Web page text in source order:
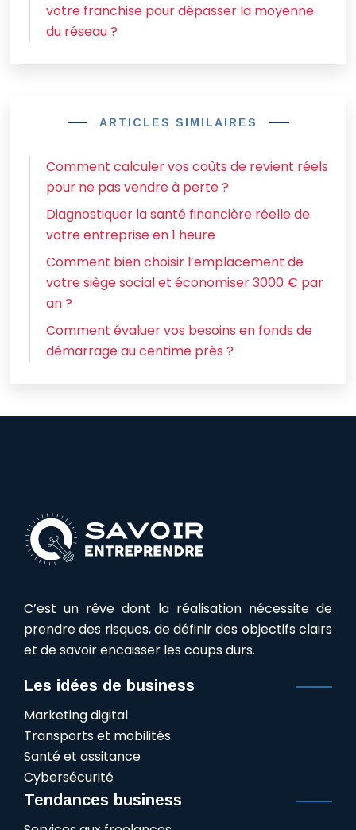
votre franchise pour dépasser la moyenne
du réseau ?
ARTICLES SIMILAIRES
Comment calculer vos coûts de revient réels
pour ne pas vendre à perte ?
Diagnostiquer la santé financière réelle de
votre entreprise en 1 heure
Comment bien choisir l’emplacement de
votre siège social et économiser 3000 € par
an ?
Comment évaluer vos besoins en fonds de
démarrage au centime près ?
C’est un rêve dont la réalisation nécessite de
prendre des risques, de définir des objectifs clairs
et de savoir encaisser les coups durs.
Les idées de business
Marketing digital
Transports et mobilités
Santé et assitance
Cybersécurité
Tendances business